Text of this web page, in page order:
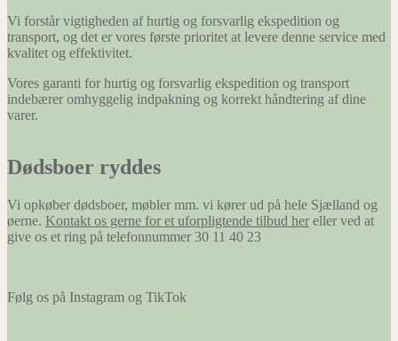
Vi forstår vigtigheden af hurtig og forsvarlig ekspedition og
transport, og det er vores første prioritet at levere denne service med
kvalitet og effektivitet.
Vores garanti for hurtig og forsvarlig ekspedition og transport
indebærer omhyggelig indpakning og korrekt håndtering af dine
varer.
Dødsboer ryddes
Vi opkøber dødsboer, møbler mm. vi kører ud på hele Sjælland og
øerne. Kontakt os gerne for et uforpligtende tilbud her eller ved at
give os et ring på telefonnummer 30 11 40 23
Følg os på Instagram og TikTok